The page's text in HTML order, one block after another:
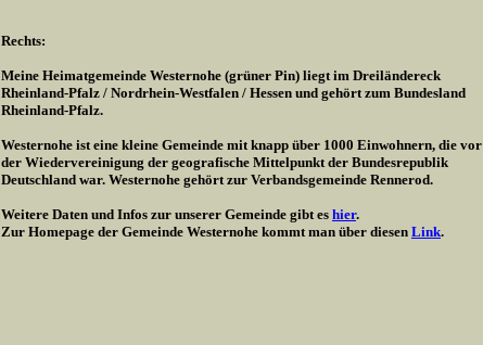
Rechts:
Meine Heimatgemeinde Westernohe (grüner Pin) liegt im Dreiländereck
Rheinland-Pfalz / Nordrhein-Westfalen / Hessen und gehört zum Bundesland
Rheinland-Pfalz.
Westernohe ist eine kleine Gemeinde mit knapp über 1000 Einwohnern, die vor
der Wiedervereinigung der geografische Mittelpunkt der Bundesrepublik
Deutschland war. Westernohe gehört zur Verbandsgemeinde Rennerod.
Weitere Daten und Infos zur unserer Gemeinde gibt es hier.
Zur Homepage der Gemeinde Westernohe kommt man über diesen Link.